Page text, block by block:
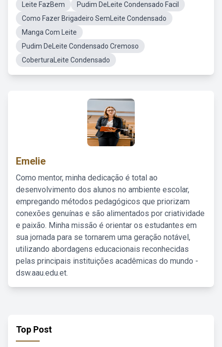
Leite FazBem
Pudim DeLeite Condensado Facil
Como Fazer Brigadeiro SemLeite Condensado
Manga Com Leite
Pudim DeLeite Condensado Cremoso
CoberturaLeite Condensado
Emelie
Como mentor, minha dedicação é total ao
desenvolvimento dos alunos no ambiente escolar,
empregando métodos pedagógicos que priorizam
conexões genuínas e são alimentados por criatividade
e paixão. Minha missão é orientar os estudantes em
sua jornada para se tornarem uma geração notável,
utilizando abordagens educacionais reconhecidas
pelas principais instituições acadêmicas do mundo -
dsw.aau.edu.et.
Top Post